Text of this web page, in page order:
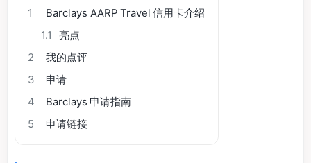
1
Barclays AARP Travel 信用卡介绍
1.1
亮点
2
我的点评
3
申请
4
Barclays 申请指南
5
申请链接